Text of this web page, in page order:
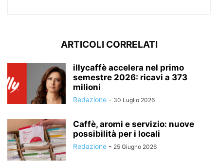
ARTICOLI CORRELATI
illycaffè accelera nel primo
semestre 2026: ricavi a 373
milioni
Redazione - 30 Luglio 2026
Caffè, aromi e servizio: nuove
possibilità per i locali
Redazione - 25 Giugno 2026